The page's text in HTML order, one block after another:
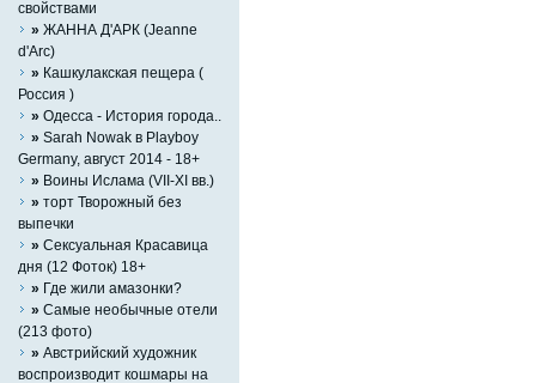
свойствами
» ЖАННА Д'АРК (Jeanne
d'Arc)
» Кашкулакская пещера (
Россия )
» Одесса - История города..
» Sarah Nowak в Playboy
Germany, август 2014 - 18+
» Воины Ислама (VII-XI вв.)
» торт Творожный без
выпечки
» Сексуальная Красавица
дня (12 Фоток) 18+
» Где жили амазонки?
» Самые необычные отели
(213 фото)
» Австрийский художник
воспроизводит кошмары на